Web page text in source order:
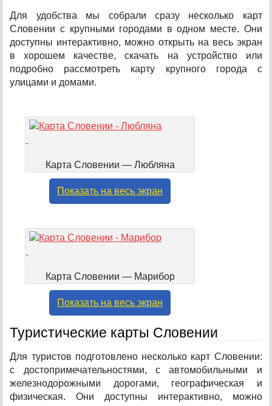
Для удобства мы собрали сразу несколько карт
Словении с крупными городами в одном месте. Они
доступны интерактивно, можно открыть на весь экран
в хорошем качестве, скачать на устройство или
подробно рассмотреть карту крупного города с
улицами и домами.
Карта Словении — Любляна
Показать на весь экран
Карта Словении — Марибор
Показать на весь экран
Туристические карты Словении
Для туристов подготовлено несколько карт Словении:
с достопримечательностями, с автомобильными и
железнодорожными дорогами, географическая и
физическая. Они доступны интерактивно, можно